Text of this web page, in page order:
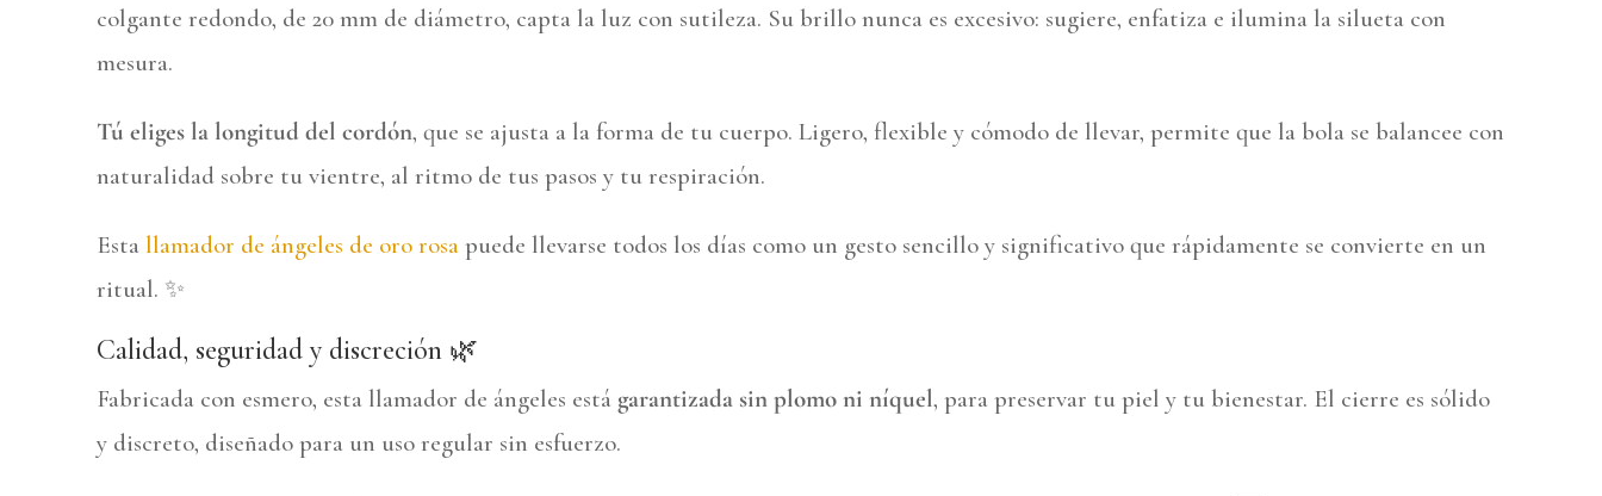
colgante redondo, de 20 mm de diámetro, capta la luz con sutileza. Su brillo nunca es excesivo: sugiere, enfatiza e ilumina la silueta con
mesura.
Tú eliges la longitud del cordón, que se ajusta a la forma de tu cuerpo. Ligero, flexible y cómodo de llevar, permite que la bola se balancee con
naturalidad sobre tu vientre, al ritmo de tus pasos y tu respiración.
Esta llamador de ángeles de oro rosapuede llevarse todos los días como un gesto sencillo y significativo que rápidamente se convierte en un
ritual. ✨
Calidad, seguridad y discreción 🌿
Fabricada con esmero, esta llamador de ángeles está garantizada sin plomo ni níquel, para preservar tu piel y tu bienestar. El cierre es sólido
y discreto, diseñado para un uso regular sin esfuerzo.